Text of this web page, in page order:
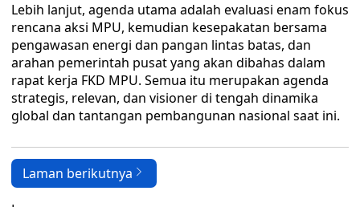
Lebih lanjut, agenda utama adalah evaluasi enam fokus
rencana aksi MPU, kemudian kesepakatan bersama
pengawasan energi dan pangan lintas batas, dan
arahan pemerintah pusat yang akan dibahas dalam
rapat kerja FKD MPU. Semua itu merupakan agenda
strategis, relevan, dan visioner di tengah dinamika
global dan tantangan pembangunan nasional saat ini.
Laman berikutnya